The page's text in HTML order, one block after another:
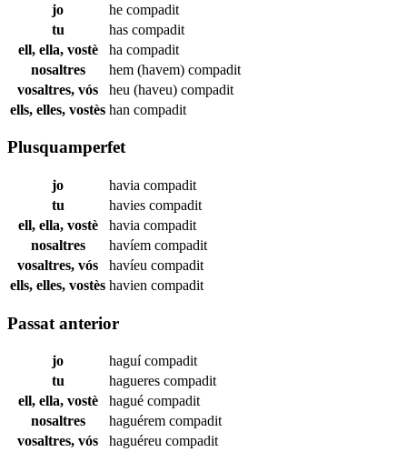
jo he compadit
tu
has compadit
ell, ella, vostè
ha compadit
nosaltres
hem (havem) compadit
vosaltres, vós
heu (haveu) compadit
ells, elles, vostès han compadit
Plusquamperfet
jo havia compadit
tu
havies compadit
ell, ella, vostè
havia compadit
nosaltres
havíem compadit
vosaltres, vós
havíeu compadit
ells, elles, vostès havien compadit
Passat anterior
jo haguícompadit
tu
hagueres compadit
ell, ella, vostè
hagué compadit
nosaltres
haguérem compadit
vosaltres, vós
haguéreu compadit